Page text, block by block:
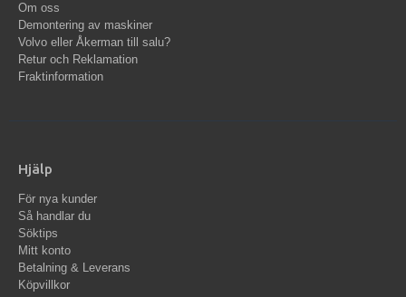
Om oss
Demontering av maskiner
Volvo eller Åkerman till salu?
Retur och Reklamation
Fraktinformation
Hjälp
För nya kunder
Så handlar du
Söktips
Mitt konto
Betalning & Leverans
Köpvillkor